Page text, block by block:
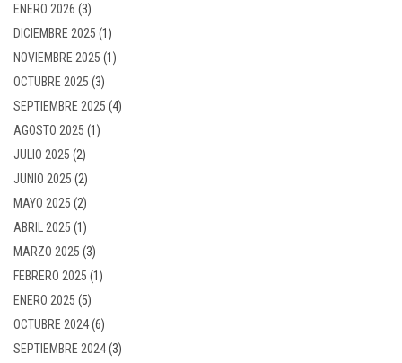
ENERO 2026 (3)
DICIEMBRE 2025 (1)
NOVIEMBRE 2025 (1)
OCTUBRE 2025 (3)
SEPTIEMBRE 2025 (4)
AGOSTO 2025 (1)
JULIO 2025 (2)
JUNIO 2025 (2)
MAYO 2025 (2)
ABRIL 2025 (1)
MARZO 2025 (3)
FEBRERO 2025 (1)
ENERO 2025 (5)
OCTUBRE 2024(6)
SEPTIEMBRE 2024(3)